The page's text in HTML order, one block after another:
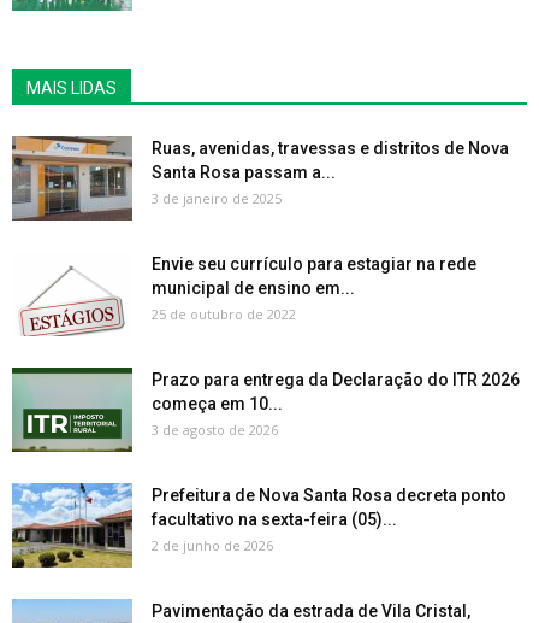
MAIS LIDAS
Ruas, avenidas, travessas e distritos de Nova
Santa Rosa passam a...
3 de janeiro de 2025
Envie seu currículo para estagiar na rede
municipal de ensino em...
25 de outubro de 2022
Prazo para entrega da Declaração do ITR 2026
começa em 10...
3 de agosto de 2026
Prefeitura de Nova Santa Rosa decreta ponto
facultativo na sexta-feira (05)...
2 de junho de 2026
Pavimentação da estrada de Vila Cristal,